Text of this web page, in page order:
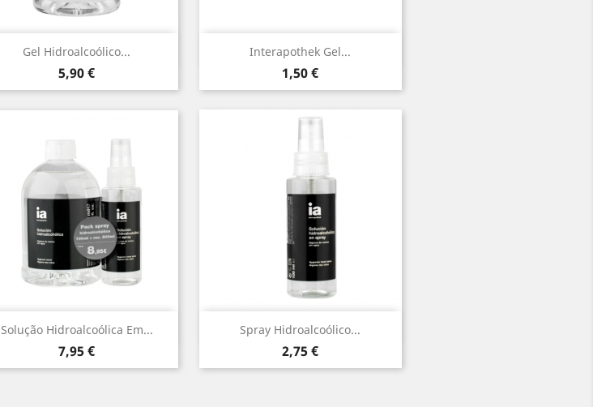
Gel Hidroalcoólico...
Preço
5,90 €
Vista rápida Interapothek Gel...
Preço
1,50 €
Vista rápida
Solução Hidroalcoólica Em...
Preço
7,95 €
Vista rápida Spray Hidroalcoólico...
Preço
2,75 €
 Vista rápida